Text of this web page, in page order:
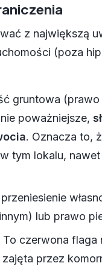
z największą
(poza
gruntowa
poważniejsze,
. Oznacza to,
tym lokalu,
lub prawo
To czerwona flaga
przez